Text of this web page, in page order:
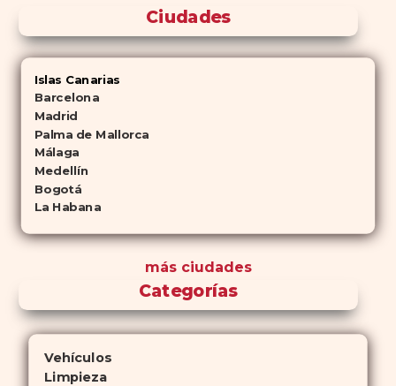
Ciudades
Islas Canarias
Barcelona
Madrid
Palma de Mallorca
Málaga
Medellín
Bogotá
La Habana
más ciudades
Categorías
Vehículos
Limpieza